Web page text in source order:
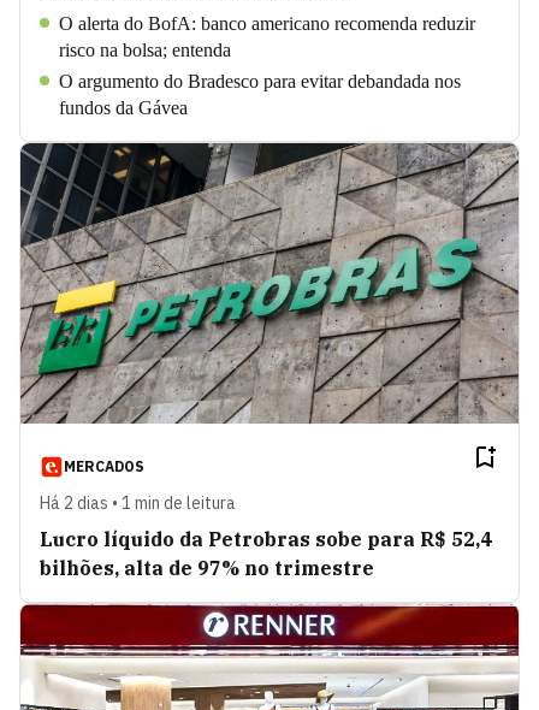
O alerta do BofA: banco americano recomenda reduzir
risco na bolsa; entenda
O argumento do Bradesco para evitar debandada nos
fundos da Gávea
MERCADOS
Há 2 dias • 1 min de leitura
Lucro líquido da Petrobras sobe para R$ 52,4
bilhões, alta de 97% no trimestre